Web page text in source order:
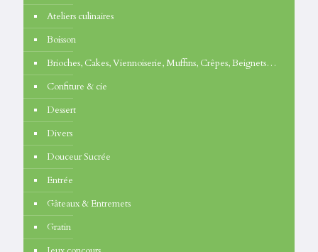
Ateliers culinaires
Boisson
Brioches, Cakes, Viennoiserie, Muffins, Crêpes, Beignets…
Confiture & cie
Dessert
Divers
Douceur Sucrée
Entrée
Gâteaux & Entremets
Gratin